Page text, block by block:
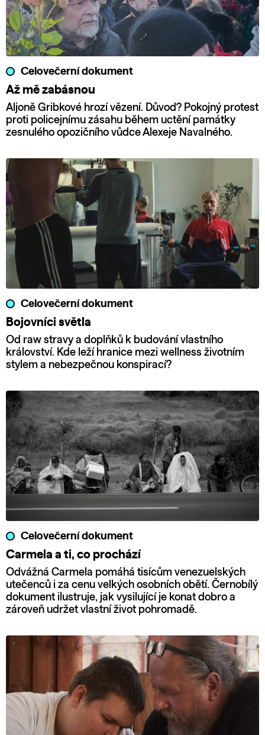
Celovečerní dokument
Až mě zabásnou
Aljoně Gribkové hrozí vězení. Důvod? Pokojný protest
proti policejnímu zásahu během uctění památky
zesnulého opozičního vůdce Alexeje Navalného.
Celovečerní dokument
Bojovníci světla
Od raw stravy a doplňků k budování vlastního
království. Kde leží hranice mezi wellness životním
stylem a nebezpečnou konspirací?
Celovečerní dokument
Carmela a ti, co prochází
Odvážná Carmela pomáhá tisícům venezuelských
utečenců i za cenu velkých osobních obětí. Černobílý
dokument ilustruje, jak vysilující je konat dobro a
zároveň udržet vlastní život pohromadě.